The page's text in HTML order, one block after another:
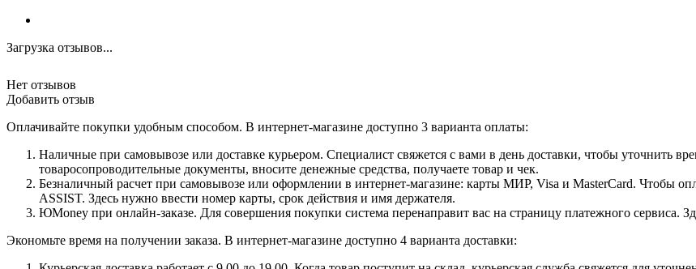
Загрузка отзывов...
Нет отзывов
Добавить отзыв
Оплачивайте покупки удобным способом. В интернет-магазине доступно 3 варианта оплаты:
Наличные при самовывозе или доставке курьером. Специалист свяжется с вами в день доставки, чтобы уточнить
товаросопроводительные документы, вносите денежные средства, получаете товар и чек.
Безналичный расчет при самовывозе или оформлении в интернет-магазине: карты МИР, Visa и MasterCard. Чтобы
ASSIST. Здесь нужно ввести номер карты, срок действия и имя держателя.
ЮMoney при онлайн-заказе. Для совершения покупки система перенаправит вас на страницу платежного сервиса.
Экономьте время на получении заказа. В интернет-магазине доступно 4 варианта доставки: